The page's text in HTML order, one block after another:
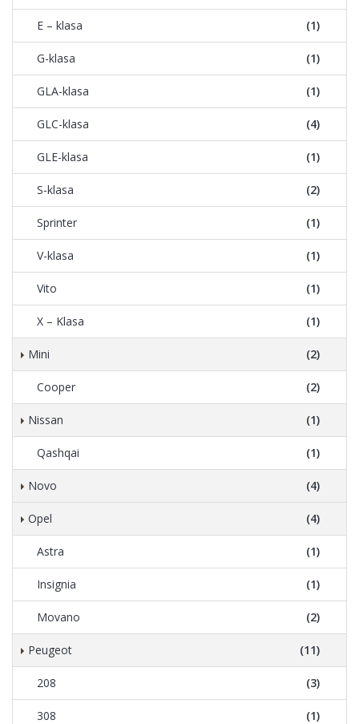
E – klasa (1)
G-klasa (1)
GLA-klasa (1)
GLC-klasa (4)
GLE-klasa (1)
S-klasa (2)
Sprinter (1)
V-klasa (1)
Vito (1)
X – Klasa (1)
Mini (2)
Cooper (2)
Nissan (1)
Qashqai (1)
Novo (4)
Opel (4)
Astra (1)
Insignia (1)
Movano (2)
Peugeot (11)
208 (3)
308 (1)